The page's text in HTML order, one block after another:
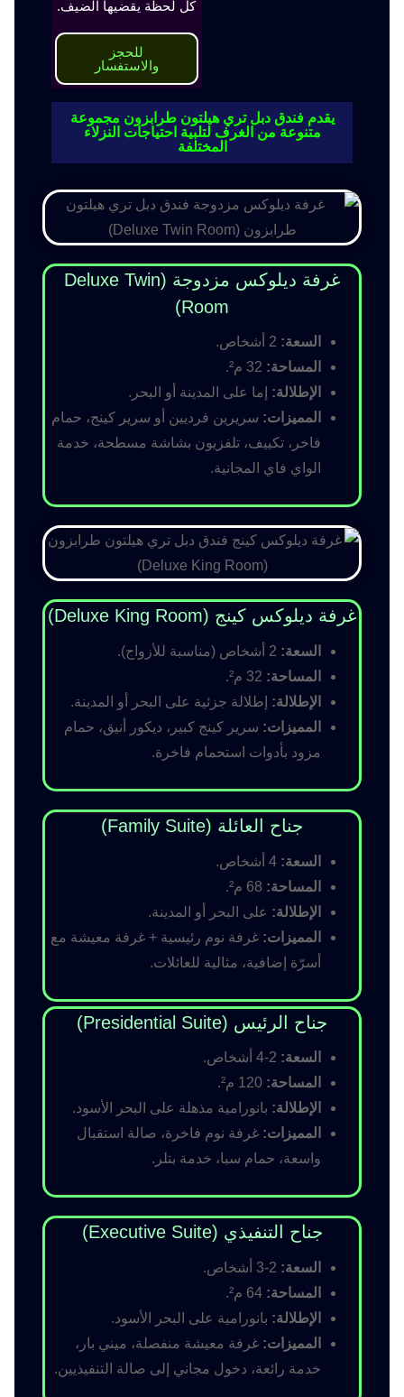
كل لحظة يقضيها الضيف.
للحجز
والاستفسار
يقدم فندق دبل تري هيلتون طرابزون مجموعة
متنوعة من الغرف لتلبية احتياجات النزلاء
المختلفة
غرفة ديلوكس مزدوجة (Deluxe Twin
Room)
السعة:
المساحة:
الإطلالة: إما على المدينة أو البحر.
المميزات: سريرين فرديين أو سرير كينج، حمام
فاخر، تكييف، تلفزيون بشاشة مسطحة، خدمة
الواي فاي المجانية.
غرفة ديلوكس كينج (Deluxe King Room)
السعة:
المساحة:
الإطلالة: إطلالة جزئية على البحر أو المدينة.
المميزات: سرير كينج كبير، ديكور أنيق، حمام
مزود بأدوات استحمام فاخرة.
جناح العائلة (Family Suite)
السعة:
المساحة:
الإطلالة: على البحر أو المدينة.
المميزات: غرفة نوم رئيسية + غرفة معيشة مع
أسرّة إضافية، مثالية للعائلات.
جناح الرئيس (Presidential Suite)
السعة:
المساحة:
الإطلالة: بانورامية مذهلة على البحر الأسود.
المميزات: غرفة نوم فاخرة، صالة استقبال
واسعة، حمام سبا، خدمة بتلر.
جناح التنفيذي (Executive Suite)
السعة:
المساحة:
الإطلالة: بانورامية على البحر الأسود.
المميزات: غرفة معيشة منفصلة، ميني بار،
خدمة رائعة، دخول مجاني إلى صالة التنفيذيين.